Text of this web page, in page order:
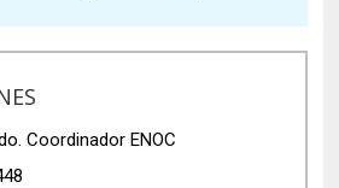
Coordinador ENOC